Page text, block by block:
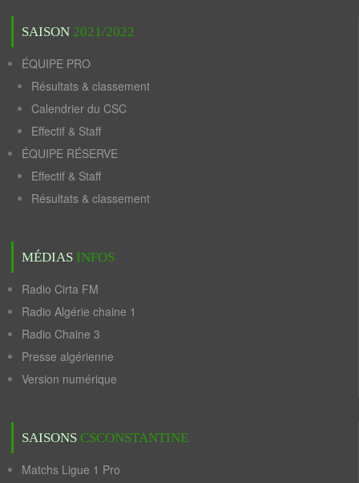
SAISON 2021/2022
ÉQUIPE PRO
Résultats & classement
Calendrier du CSC
Effectif & Staff
ÉQUIPE RÉSERVE
Effectif & Staff
Résultats & classement
MÉDIAS INFOS
Radio Cirta FM
Radio Algérie chaine 1
Radio Chaine 3
Presse algérienne
Version numérique
SAISONS CSCONSTANTINE
Matchs Ligue 1 Pro